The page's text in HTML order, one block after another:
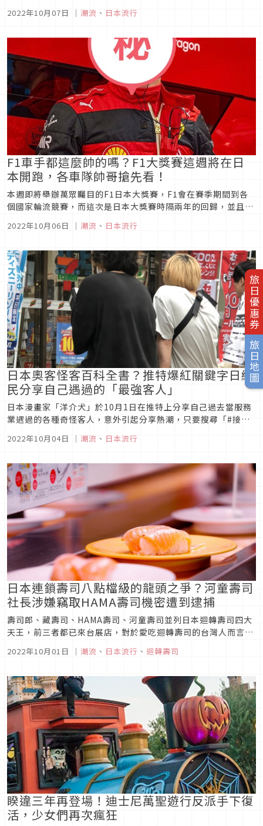
旅日優惠券
旅日地圖
就讓我們看看這幾天推特上有關「令和妹妹」的討論吧！
2022年10月07日 ｜ 潮流 、 日本流行
F1車手都這麼帥的嗎？F1大獎賽這週將在日
本開跑，各車隊帥哥搶先看！
本週即將舉辦萬眾矚目的F1日本大獎賽，F1會在賽季期間到各
個國家輪流競賽，而這次是日本大獎賽時隔兩年的回歸，並且在
毅，這是自2014年的小林可夢偉後睽違已久，再有日本車手得
擎，今...
2022年10月06日 ｜ 潮流 、 日本流行
日本奧客怪客百科全書？推特爆紅關鍵字日網
民分享自己遇過的「最強客人」
日本漫畫家「洋介犬」於10月1日在推特上分享自己過去當服務
業遇過的各種奇怪客人，意外引起分享熱潮，只要搜尋「#接客
友分享的各種奇人軼事，今天就讓我們來看看日本服務業平常都
2022年10月04日 ｜ 潮流 、 日本流行
日本連鎖壽司八點檔級的龍頭之爭？河童壽司
社長涉嫌竊取HAMA壽司機密遭到逮捕
壽司郎、藏壽司、HAMA壽司、河童壽司並列日本迴轉壽司四大
天王，前三者都已來台展店，對於愛吃迴轉壽司的台灣人而言想
東家HANA壽司商業機密的風波，發出逮捕狀的警方預計於9月
迷的大消息吧！
2022年10月01日 ｜ 潮流 、 日本流行 、 迴轉壽司
睽違三年再登場！迪士尼萬聖遊行反派手下復
活，少女們再次瘋狂